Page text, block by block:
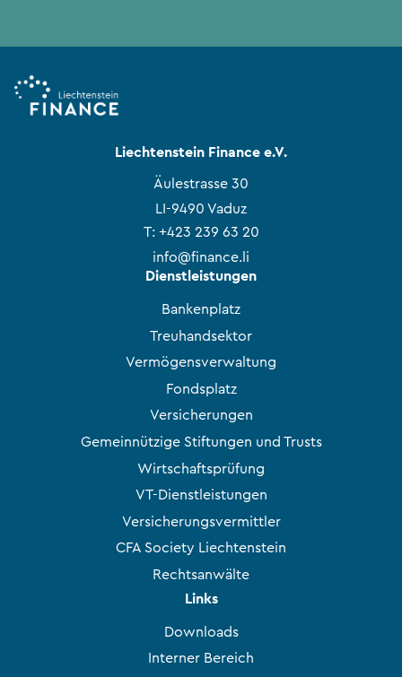
Liechtenstein Finance e.V.
Äulestrasse 30
LI-9490 Vaduz
T: +423 239 63 20
info@finance.li
Dienstleistungen
Bankenplatz
Treuhandsektor
Vermögensverwaltung
Fondsplatz
Versicherungen
Gemeinnützige Stiftungen und Trusts
Wirtschaftsprüfung
VT-Dienstleistungen
Versicherungsvermittler
CFA Society Liechtenstein
Rechtsanwälte
Links
Downloads
Interner Bereich